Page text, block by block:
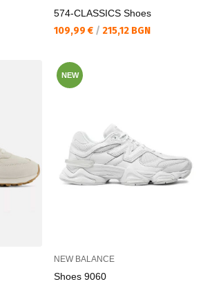
574-CLASSICS Shoes
Текуща цена:
109,99 € / 215,12 BGN
NEW
NEW BALANCE
Shoes 9060